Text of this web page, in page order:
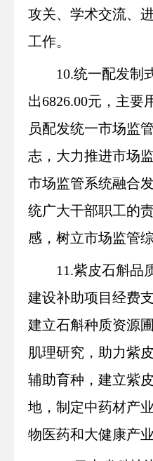
攻关、学术交流、
工作。
10.统一配发制
出6826.00元，主要
员配发统一市场监
志，大力推进市场
市场监管系统融合
统广大干部职工的
感，树立市场监管
11.紫皮石斛品
建设补助项目经费
建立石斛种质资源
肌理研究，助力紫
辅助育种，建立紫
地，制定中药材产
物医药和大健康产业